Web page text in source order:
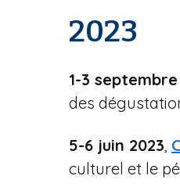
2023
1-3 septembre
des
5-6 juin 2023,
culturel et le